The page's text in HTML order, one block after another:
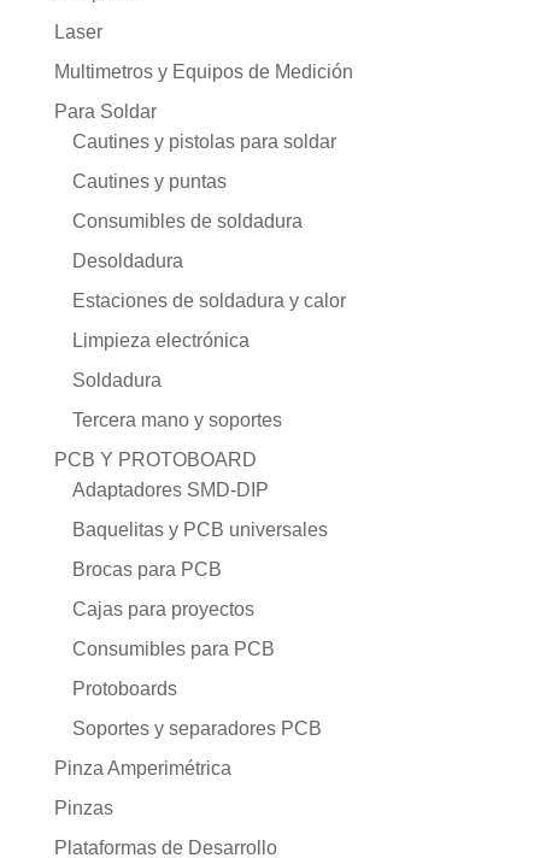
Laser
Multimetros y Equipos de Medición
Para Soldar
Cautines y pistolas para soldar
Cautines y puntas
Consumibles de soldadura
Desoldadura
Estaciones de soldadura y calor
Limpieza electrónica
Soldadura
Tercera mano y soportes
PCB Y PROTOBOARD
Adaptadores SMD-DIP
Baquelitas y PCB universales
Brocas para PCB
Cajas para proyectos
Consumibles para PCB
Protoboards
Soportes y separadores PCB
Pinza Amperimétrica
Pinzas
Plataformas de Desarrollo